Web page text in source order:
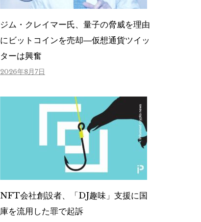
ジム・クレイマー氏、量子の脅威を理由
にビットコインを売却―仮想通貨ツイッ
ターは興奮
2026年8月7日
NFT会社創設者、「DJ趣味」支援に国
庫を流用した罪で起訴